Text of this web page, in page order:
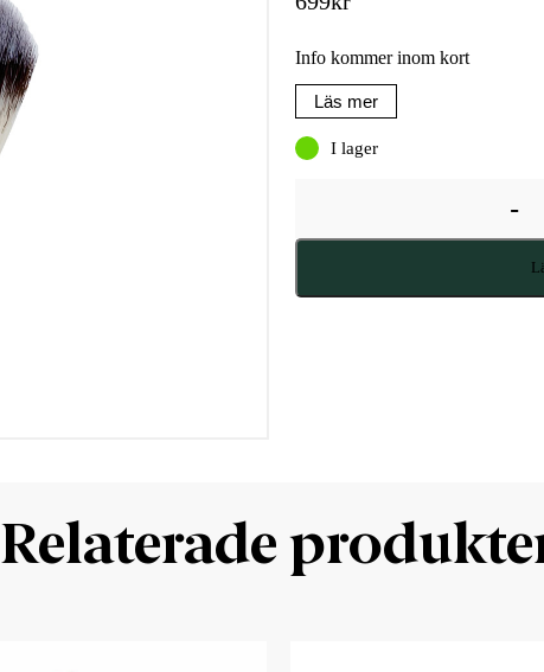
Info kommer inom kort
Läs mer
I lager
-
Relaterade